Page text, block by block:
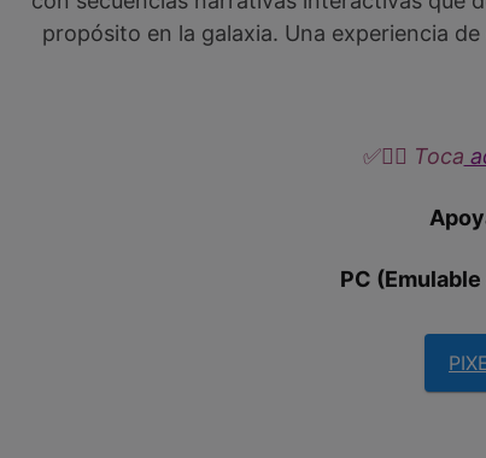
propósito en la galaxia. Una experiencia
✅👉🏼​​ Toca
PC